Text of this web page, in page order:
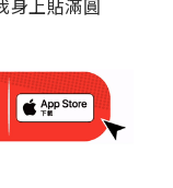
身上貼滿圓